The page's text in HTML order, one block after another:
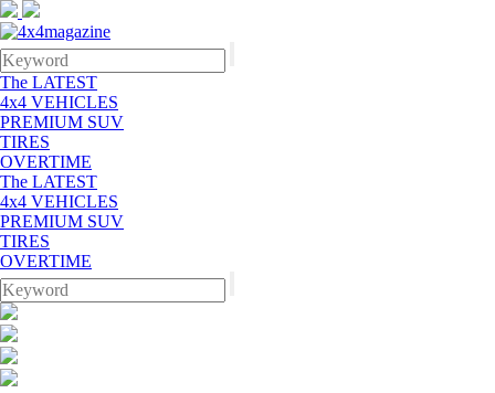
The LATEST
4x4 VEHICLES
PREMIUM SUV
TIRES
OVERTIME
The LATEST
4x4 VEHICLES
PREMIUM SUV
TIRES
OVERTIME